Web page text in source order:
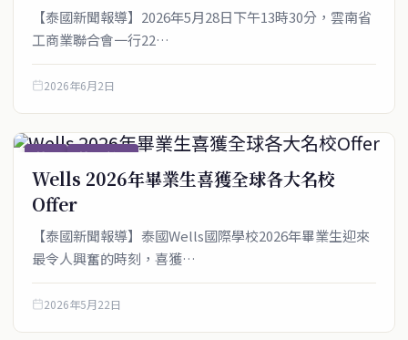
【泰國新聞報導】2026年5月28日下午13時30分，雲南省
工商業聯合會一行22…
2026年6月2日
僑社 僑社_新聞
Wells 2026年畢業生喜獲全球各大名校
Offer
【泰國新聞報導】泰國Wells國際學校2026年畢業生迎來
最令人興奮的時刻，喜獲…
2026年5月22日